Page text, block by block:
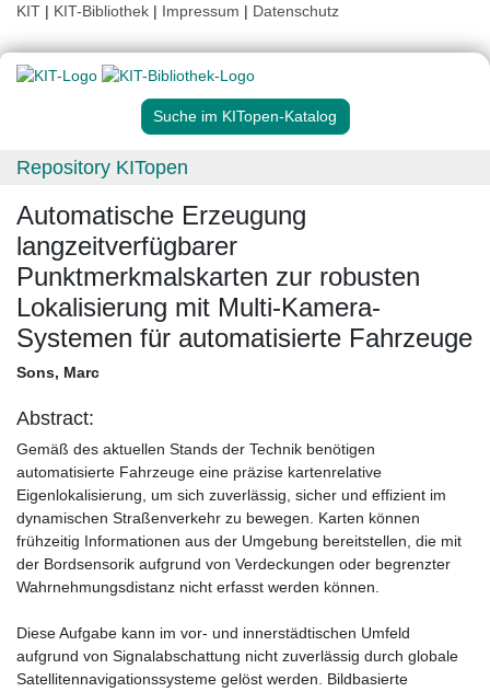
KIT | KIT-Bibliothek | Impressum | Datenschutz
Suche im KITopen-Katalog
Repository KITopen
Automatische Erzeugung
langzeitverfügbarer
Punktmerkmalskarten zur robusten
Lokalisierung mit Multi-Kamera-
Systemen für automatisierte Fahrzeuge
Sons, Marc
Abstract:
Gemäß des aktuellen Stands der Technik benötigen
automatisierte Fahrzeuge eine präzise kartenrelative
Eigenlokalisierung, um sich zuverlässig, sicher und effizient im
dynamischen Straßenverkehr zu bewegen. Karten können
frühzeitig Informationen aus der Umgebung bereitstellen, die mit
der Bordsensorik aufgrund von Verdeckungen oder begrenzter
Wahrnehmungsdistanz nicht erfasst werden können.
Diese Aufgabe kann im vor- und innerstädtischen Umfeld
aufgrund von Signalabschattung nicht zuverlässig durch globale
Satellitennavigationssysteme gelöst werden. Bildbasierte